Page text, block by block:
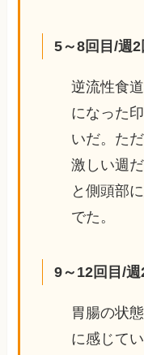
5～8回目/週
逆流性食
になった
いだ。た
激しい週
と側頭部
でた。
9～12回目/
胃腸の状
に感じて